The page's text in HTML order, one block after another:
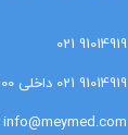
91014919 021
91014919 021 داخلی 200
info@meymed.com